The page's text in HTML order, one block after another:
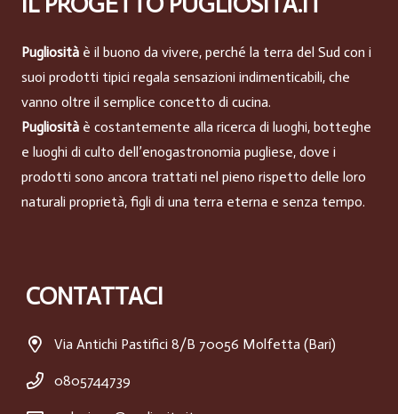
Pugliosità è il buono da vivere, perché la terra del Sud con i
suoi prodotti tipici regala sensazioni indimenticabili, che
vanno oltre il semplice concetto di cucina.
Pugliosità è costantemente alla ricerca di luoghi, botteghe
e luoghi di culto dell’enogastronomia pugliese, dove i
prodotti sono ancora trattati nel pieno rispetto delle loro
naturali proprietà, figli di una terra eterna e senza tempo.
CONTATTACI
Via Antichi Pastifici 8/B 70056 Molfetta (Bari)
0805744739